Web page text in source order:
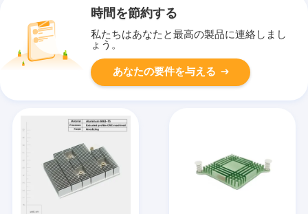
時間を節約する
私たちはあなたと最高の製品に連絡しまし
ょう。
あなたの要件を与える